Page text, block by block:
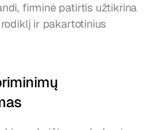
firminė patirtis užtikrina
ir pakartotinius